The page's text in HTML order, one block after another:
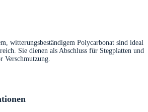
witterungsbeständigem Polycarbonat sind ideal
Sie dienen als Abschluss für Stegplatten und
Verschmutzung.